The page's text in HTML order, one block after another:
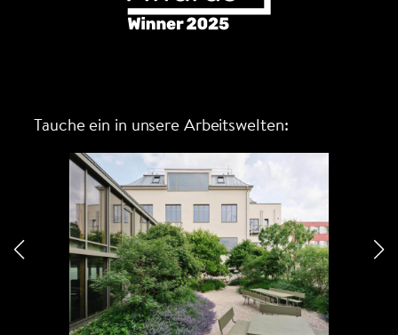
Tauche ein in unsere Arbeitswelten: